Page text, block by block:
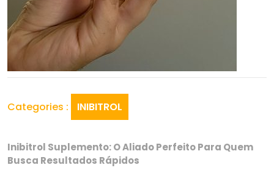
Categories : INIBITROL
Inibitrol Suplemento: O Aliado Perfeito Para Quem
Busca Resultados Rápidos